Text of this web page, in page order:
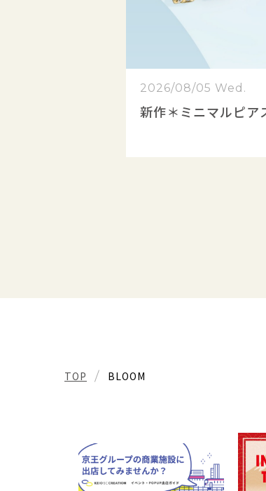
2026/08/05 Wed.
新作＊ミニマルピア
TOP BLOOM